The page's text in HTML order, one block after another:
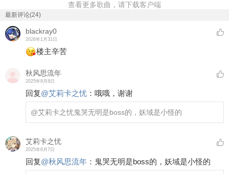
查看更多歌曲，请下载客户端
最新评论(24)
blackray0
2026年1月31日
楼主辛苦
秋风思流年
2025年8月8日
回复@艾莉卡之忧 ： 哦哦，谢谢
@艾莉卡之忧鬼哭无明是boss的，妖域是小怪的
艾莉卡之忧
2025年8月7日
回复@秋风思流年 ： 鬼哭无明是boss的，妖域是小怪的